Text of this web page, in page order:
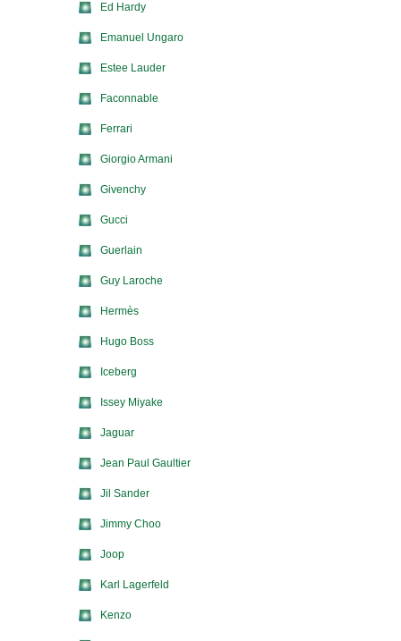
Ed Hardy
Emanuel Ungaro
Estee Lauder
Faconnable
Ferrari
Giorgio Armani
Givenchy
Gucci
Guerlain
Guy Laroche
Hermès
Hugo Boss
Iceberg
Issey Miyake
Jaguar
Jean Paul Gaultier
Jil Sander
Jimmy Choo
Joop
Karl Lagerfeld
Kenzo